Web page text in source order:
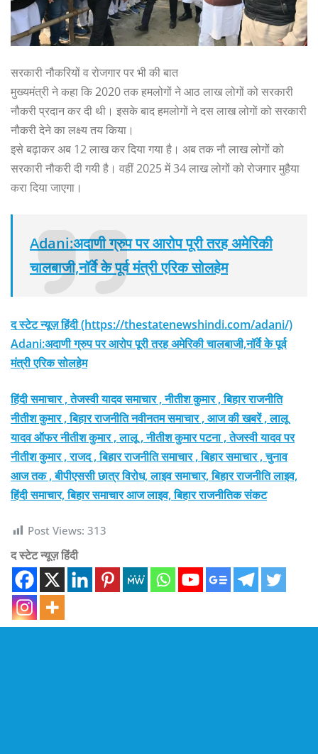
सरकारी नौकरियों व रोजगार पर भी की बात
मुख्यमंत्री ने कहा कि 2020 तक हमलोगों ने आठ लाख लोगों को सरकारी
नौकरी प्रदान कर दी थी। इसके बाद हमलोगों ने दस लाख लोगों को सरकारी
नौकरी देने का लक्ष्य तय किया।
इसे बढ़ाकर अब 12 लाख कर दिया गया है। अब तक नौ लाख लोगों को
सरकारी नौकरी दी गयी है। वहीं 2025 में 34 लाख लोगों को रोजगार मुहैया
करा दिया जाएगा।
Adani:अदाणी ग्रुप पर आरोप पूरी तरह अमेरिकी
चालबाजी,नॉर्वे के पूर्व मंत्री एरिक सोलहेम
द स्टेट न्यूज़ हिंदी (https://thestatenewshindi.com/adani/)
Adani:अदाणी ग्रुप पर आरोप पूरी तरह अमेरिकी चालबाजी,नॉर्वे के पूर्व
मंत्री एरिक सोलहेम
हिंदी समाचार , तेजस्वी यादव समाचार , नीतीश कुमार , बिहार राजनीति
नीतीश कुमार , बिहार राजनीति नवीनतम समाचार , आज की खबरें , लालू
यादव ऑफर नीतीश कुमार , लालू , नीतीश कुमार पटना , तेजस्वी यादव पर
नीतीश कुमार , राजद , बिहार राजनीति समाचार , बिहार समाचार , चुनाव
आज तक , बीपीएससी छात्र विरोध, लाइव समाचार, बिहार राजनीति लाइव,
हिंदी समाचार, बिहार समाचार आज लाइव, बिहार राजनीतिक संकट
Post Views: 313
द स्टेट न्यूज़ हिंदी